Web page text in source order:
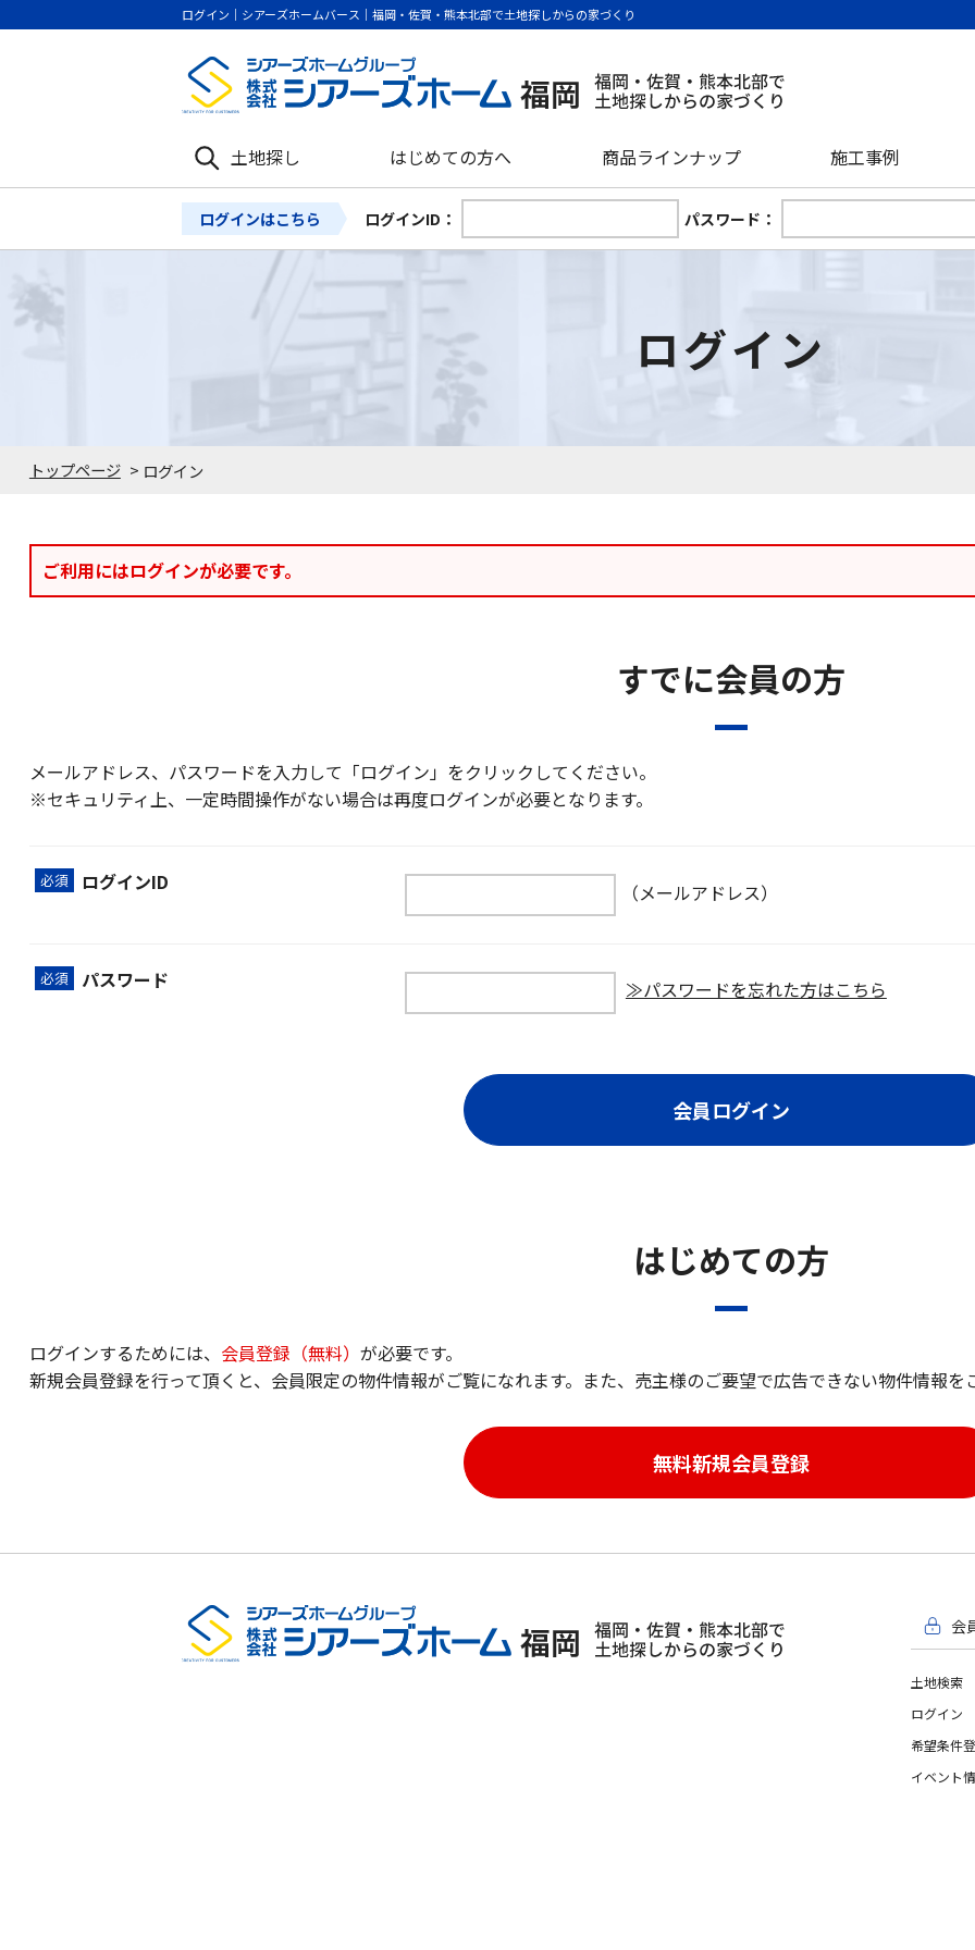
ログイン｜シアーズホームバース｜福岡・佐賀・熊本北部で土地探しからの家づくり
土地探し はじめての方へ 商品ラインナップ 施工事例
ログインはこちら ログインID： パスワード：
トップページ > ログイン
ログイン
ご利用にはログインが必要です。
すでに会員の方
メールアドレス、パスワードを入力して「ログイン」をクリックしてください。
※セキュリティ上、一定時間操作がない場合は再度ログインが必要となります。
ログインID （メールアドレス）
パスワード ≫パスワードを忘れた方はこちら
はじめての方
ログインするためには、 会員登録（無料） が必要です。
新規会員登録を行って頂くと、会員限定の物件情報がご覧になれます。また、売主様のご要望で広告できない物件情報を
無料新規会員登録
会
土地検索
ログイン
希望条件
イベント